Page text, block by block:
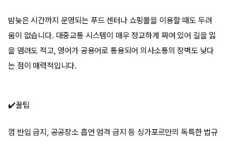
밤늦은 시간까지 운영되는 푸드 센터나 쇼핑몰을 이용할 때도 두려
움이 없습니다. 대중교통 시스템이 매우 정교하게 짜여 있어 길을 잃
을 염려도 적고, 영어가 공용어로 통용되어 의사소통의 장벽도 낮다
는 점이 매력적입니다.
✔️꿀팁
껌 반입 금지, 공공장소 흡연 엄격 금지 등 싱가포르만의 독특한 법규